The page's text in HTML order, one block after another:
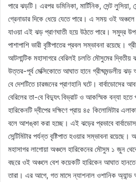
পারে ঝড়টি। এরপর ডমিনিকা, মার্টিনিক, সেন্ট লুসিয়া,
গ্রেনাডার দিকে ধেয়ে যেতে পারে। এ সময় ওই
যাওয়া এই ঝড় প্রাণঘাতী হয়ে উঠতে পারে। সমুদ্র
পাশাপাশি ভারী বৃষ্টিপাতের প্রবল সম্ভাবনা রয়েছে।
আটলান্টিক মহাসাগরে বেরিলই চলতি মৌসুমের
উত্তর-পূর্ব মেক্সিকোতে আঘাত হানে গ্রীষ্মমন্ডলীয়
বে দেশটিতে চারজনের প্রাণহানি ঘটে। বার্বাডোসের
বেরিলের তা-বে বিদ্যুৎ বিভ্রাট ও আকস্মিক বন্যা হতে
হারিকেনটি দ্বীপের দক্ষিণে প্রায় ৪৫ কিলোমিটার
বলে আশঙ্কা করা হচ্ছে। এই ঝড়ের প্রভাবে
সেন্টিমিটার পর্যন্ত বৃষ্টিপাত হওয়ার সম্ভাবনা
মহাসাগর লাগোয়া অঞ্চলে হারিকেনের মৌসুম ১ জুন
বছরে ওই অঞ্চলে বেশ কয়েকটি হারিকেন আঘাত হানতে
তারা। এর আগে, গত মাসে ন্যাশনাল ওশানিক অ্যান্ড